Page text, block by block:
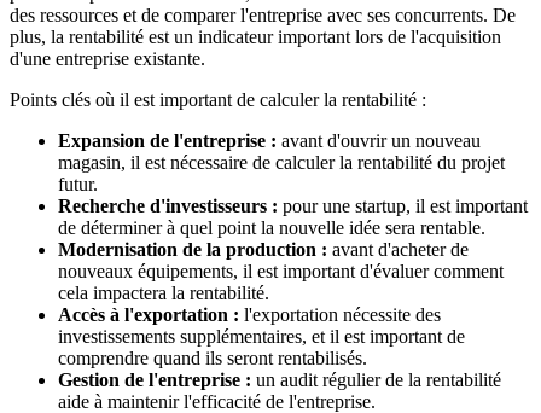
des ressources et de comparer l'entreprise avec ses concurrents. De
plus, la rentabilité est un indicateur important lors de l'acquisition
d'une entreprise existante.
Points clés où il est important de calculer la rentabilité :
Expansion de l'entreprise : avant d'ouvrir un nouveau
magasin, il est nécessaire de calculer la rentabilité du projet
futur.
Recherche d'investisseurs : pour une startup, il est important
de déterminer à quel point la nouvelle idée sera rentable.
Modernisation de la production : avant d'acheter de
nouveaux équipements, il est important d'évaluer comment
cela impactera la rentabilité.
Accès à l'exportation : l'exportation nécessite des
investissements supplémentaires, et il est important de
comprendre quand ils seront rentabilisés.
Gestion de l'entreprise : un audit régulier de la rentabilité
aide à maintenir l'efficacité de l'entreprise.